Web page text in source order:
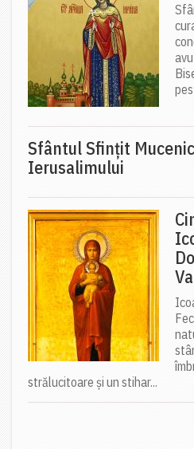
Sfântul Sfinţit
Ierusalimului
strălucitoare și un stihar...